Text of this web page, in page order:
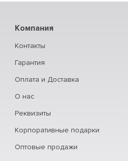
Компания
Контакты
Гарантия
Оплата и Доставка
О нас
Реквизиты
Корпоративные подарки
Оптовые продажи